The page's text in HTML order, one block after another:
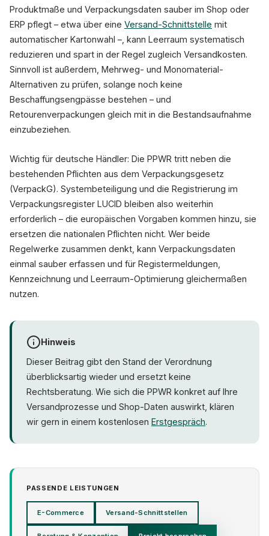
Produktmaße und Verpackungsdaten sauber im Shop oder
ERP pflegt – etwa über eine Versand-Schnittstelle mit
automatischer Kartonwahl –, kann Leerraum systematisch
reduzieren und spart in der Regel zugleich Versandkosten.
Sinnvoll ist außerdem, Mehrweg- und Monomaterial-
Alternativen zu prüfen, solange noch keine
Beschaffungsengpässe bestehen – und
Retourenverpackungen gleich mit in die Bestandsaufnahme
einzubeziehen.
Wichtig für deutsche Händler: Die PPWR tritt neben die
bestehenden Pflichten aus dem Verpackungsgesetz
(VerpackG). Systembeteiligung und die Registrierung im
Verpackungsregister LUCID bleiben also weiterhin
erforderlich – die europäischen Vorgaben kommen hinzu, sie
ersetzen die nationalen Pflichten nicht. Wer beide
Regelwerke zusammen denkt, kann Verpackungsdaten
einmal sauber erfassen und für Registermeldungen,
Kennzeichnung und Leerraum-Optimierung gleichermaßen
nutzen.
Hinweis
Dieser Beitrag gibt den Stand der Verordnung
überblicksartig wieder und ersetzt keine
Rechtsberatung. Wie sich die PPWR konkret auf Ihre
Versandprozesse und Shop-Daten auswirkt, klären
wir gern in einem kostenlosen Erstgespräch.
PASSENDE LEISTUNGEN
E-Commerce Versand-Schnittstellen